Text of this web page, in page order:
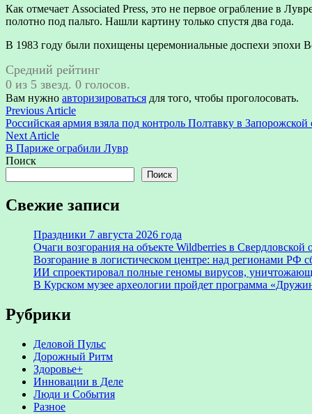
Как отмечает Associated Press, это не первое ограбление в
полотно под пальто. Нашли картину только спустя два года.
В 1983 году были похищены церемониальные доспехи эпохи
Средний рейтинг
0 из 5 звезд. 0 голосов.
Вам нужно авторизироваться для того, чтобы проголосовать.
Навигация
по
записям
Previous ArticlePrevious
article:
Российская армия взяла под контроль Полтавку в Запорожской
Next ArticleNext
article:
В Париже ограбили Лувр
Поиск
Поиск
Свежие записи
Праздники 7 августа 2026 года
Очаги возгорания на объекте Wildberries в Свердловской
Возгорание в логистическом центре: над регионами РФ
ИИ спроектировал полные геномы вирусов,
В Курском музее археологии пройдет программа
Рубрики
Деловой Пульс
Дорожный Ритм
Здоровье+
Инновации в Деле
Люди и События
Разное